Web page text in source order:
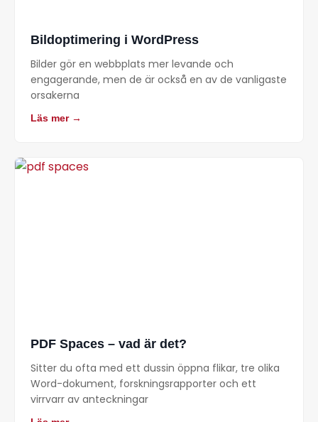
Bildoptimering i WordPress
Bilder gör en webbplats mer levande och
engagerande, men de är också en av de vanligaste
orsakerna
Läs mer →
PDF Spaces – vad är det?
Sitter du ofta med ett dussin öppna flikar, tre olika
Word-dokument, forskningsrapporter och ett
virrvarr av anteckningar